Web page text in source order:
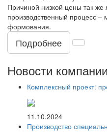
Причиной низкой цены так же
производственный процесс –
формования.
Подробнее
Новости компании
Комплексный проект:
11.10.2024
Производство